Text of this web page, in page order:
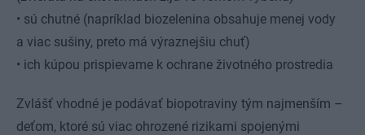
• sú chutné (napríklad biozelenina obsahuje menej vody
a viac sušiny, preto má výraznejšiu chuť)
• ich kúpou prispievame k ochrane životného prostredia
Zvlášť vhodné je podávať biopotraviny tým najmenším –
deťom, ktoré sú viac ohrozené rizikami spojenými